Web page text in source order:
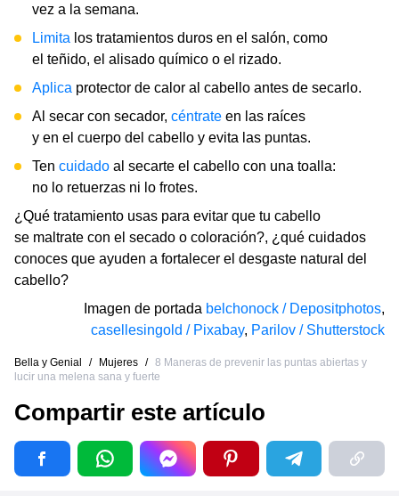
vez a la semana.
Limita los tratamientos duros en el salón, como
el teñido, el alisado químico o el rizado.
Aplica protector de calor al cabello antes de secarlo.
Al secar con secador, céntrate en las raíces
y en el cuerpo del cabello y evita las puntas.
Ten cuidado al secarte el cabello con una toalla:
no lo retuerzas ni lo frotes.
¿Qué tratamiento usas para evitar que tu cabello
se maltrate con el secado o coloración?, ¿qué cuidados
conoces que ayuden a fortalecer el desgaste natural del
cabello?
Imagen de portada belchonock / Depositphotos,
casellesingold / Pixabay, Parilov / Shutterstock
Bella y Genial / Mujeres / 8 Maneras de prevenir las puntas abiertas y
lucir una melena sana y fuerte
Compartir este artículo